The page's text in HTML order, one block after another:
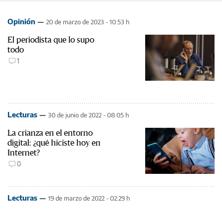
Opinión 20 de marzo de 2023 - 10:53 h
El periodista que lo supo
todo
1
Lecturas 30 de junio de 2022 - 08:05 h
La crianza en el entorno
digital: ¿qué hiciste hoy en
Internet?
0
Lecturas 19 de marzo de 2022 - 02:29 h